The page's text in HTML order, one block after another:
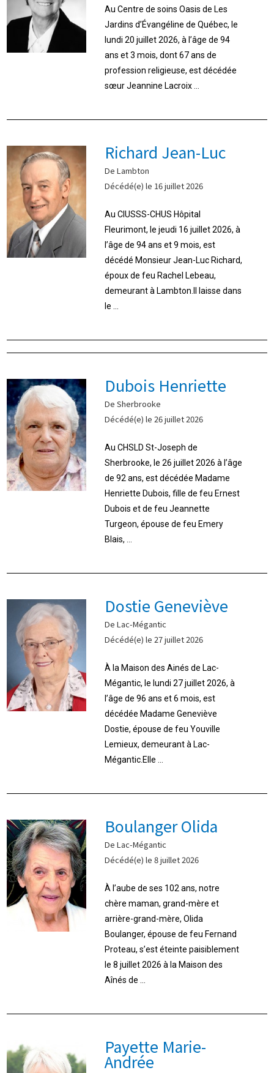
Au Centre de soins Oasis de Les
Jardins d’Évangéline de Québec, le
lundi 20 juillet 2026, à l’âge de 94
ans et 3 mois, dont 67 ans de
profession religieuse, est décédée
sœur Jeannine Lacroix ...
Richard Jean-Luc
De Lambton
Décédé(e) le 16 juillet 2026
Au CIUSSS-CHUS Hôpital
Fleurimont, le jeudi 16 juillet 2026, à
l’âge de 94 ans et 9 mois, est
décédé Monsieur Jean-Luc Richard,
époux de feu Rachel Lebeau,
demeurant à Lambton.Il laisse dans
le ...
Dubois Henriette
De Sherbrooke
Décédé(e) le 26 juillet 2026
Au CHSLD St-Joseph de
Sherbrooke, le 26 juillet 2026 à l’âge
de 92 ans, est décédée Madame
Henriette Dubois, fille de feu Ernest
Dubois et de feu Jeannette
Turgeon, épouse de feu Emery
Blais, ...
Dostie Geneviève
De Lac-Mégantic
Décédé(e) le 27 juillet 2026
À la Maison des Ainés de Lac-
Mégantic, le lundi 27 juillet 2026, à
l’âge de 96 ans et 6 mois, est
décédée Madame Geneviève
Dostie, épouse de feu Youville
Lemieux, demeurant à Lac-
Mégantic.Elle ...
Boulanger Olida
De Lac-Mégantic
Décédé(e) le 8 juillet 2026
À l’aube de ses 102 ans, notre
chère maman, grand-mère et
arrière-grand-mère, Olida
Boulanger, épouse de feu Fernand
Proteau, s’est éteinte paisiblement
le 8 juillet 2026 à la Maison des
Aînés de ...
Payette Marie-
Andrée